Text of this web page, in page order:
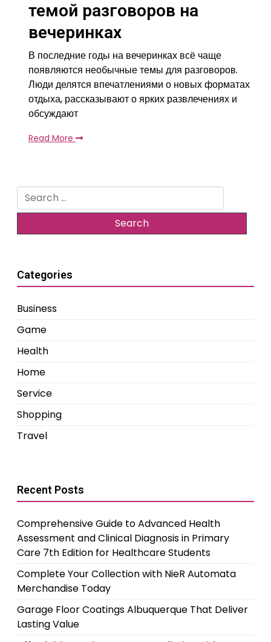
темой разговоров на
вечеринках
В последние годы на вечеринках всё чаще
появляются необычные темы для разговоров.
Люди делятся впечатлениями о новых форматах
отдыха, рассказывают о ярких развлечениях и
обсуждают
Read More
Search
for:
Categories
Business
Game
Health
Home
Service
Shopping
Travel
Recent Posts
Comprehensive Guide to Advanced Health
Assessment and Clinical Diagnosis in Primary
Care 7th Edition for Healthcare Students
Complete Your Collection with NieR Automata
Merchandise Today
Garage Floor Coatings Albuquerque That Deliver
Lasting Value